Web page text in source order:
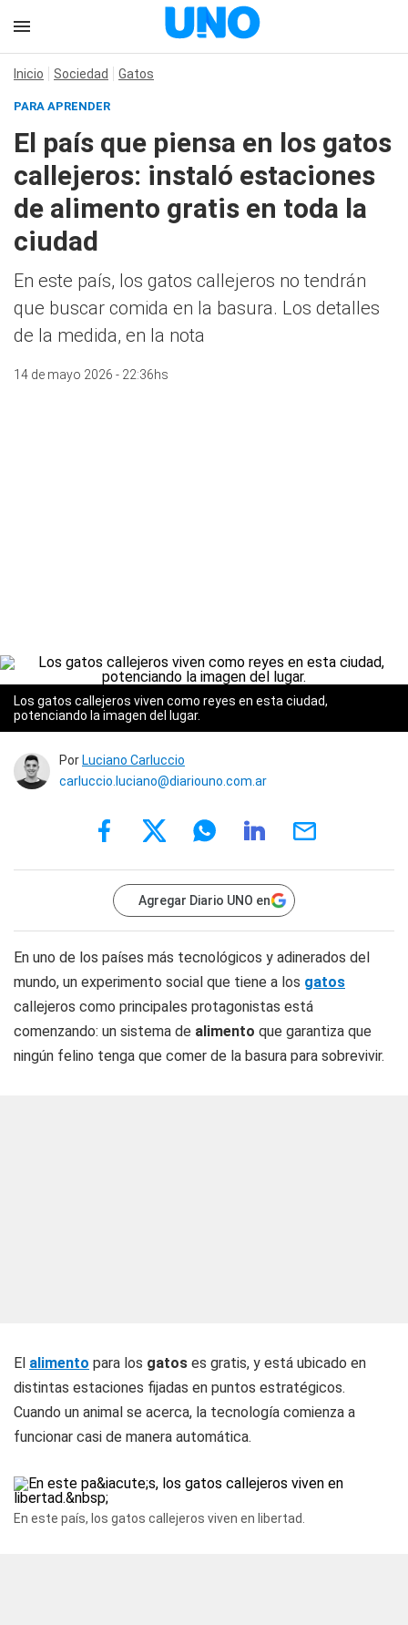
Inicio Sociedad Gatos
PARA APRENDER
El país que piensa en los gatos
callejeros: instaló estaciones
de alimento gratis en toda la
ciudad
En este país, los gatos callejeros no tendrán
que buscar comida en la basura. Los detalles
de la medida, en la nota
14 de mayo 2026 - 22:36hs
Los gatos callejeros viven como reyes en esta ciudad,
potenciando la imagen del lugar.
Por Luciano Carluccio
carluccio.luciano@diariouno.com.ar
Agregar Diario UNO en
En uno de los países más tecnológicos y adinerados del
mundo, un experimento social que tiene a los gatos
callejeros como principales protagonistas está
comenzando: un sistema de alimento que garantiza que
ningún felino tenga que comer de la basura para sobrevivir.
El alimento para los gatos es gratis, y está ubicado en
distintas estaciones fijadas en puntos estratégicos.
Cuando un animal se acerca, la tecnología comienza a
funcionar casi de manera automática.
En este país, los gatos callejeros viven en libertad.